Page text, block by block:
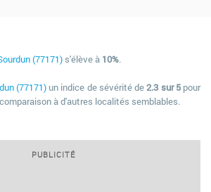
(77171) s'élève à 10%.
(77171)un indice de sévérité de2.3 sur 5pour
à d'autres localités semblables.
PUBLICITÉ